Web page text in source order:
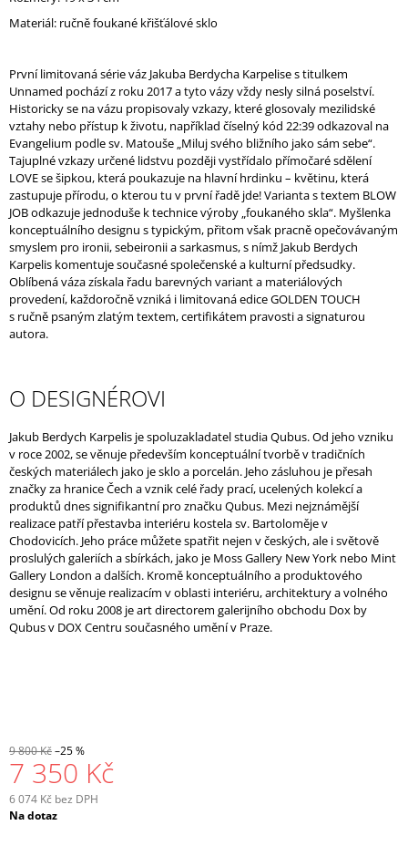
Materiál: ručně foukané křišťálové sklo
První limitovaná série váz Jakuba Berdycha Karpelise s titulkem
Unnamed pochází z roku 2017 a tyto vázy vždy nesly silná poselství.
Historicky se na vázu propisovaly vzkazy, které glosovaly mezilidské
vztahy nebo přístup k životu, například číselný kód 22:39 odkazoval na
Evangelium podle sv. Matouše „Miluj svého bližního jako sám sebe“.
Tajuplné vzkazy určené lidstvu později vystřídalo přímočaré sdělení
LOVE se šipkou, která poukazuje na hlavní hrdinku – květinu, která
zastupuje přírodu, o kterou tu v první řadě jde! Varianta s textem BLOW
JOB odkazuje jednoduše k technice výroby „foukaného skla“. Myšlenka
konceptuálního designu s typickým, přitom však pracně opečovávaným
smyslem pro ironii, sebeironii a sarkasmus, s nímž Jakub Berdych
Karpelis komentuje současné společenské a kulturní předsudky.
Oblíbená váza získala řadu barevných variant a materiálových
provedení, každoročně vzniká i limitovaná edice GOLDEN TOUCH
s ručně psaným zlatým textem, certifikátem pravosti a signaturou
autora.
O DESIGNÉROVI
Jakub Berdych Karpelis je spoluzakladatel studia Qubus. Od jeho vzniku
v roce 2002, se věnuje především konceptuální tvorbě v tradičních
českých materiálech jako je sklo a porcelán. Jeho zásluhou je přesah
značky za hranice Čech a vznik celé řady prací, ucelených kolekcí a
produktů dnes signifikantní pro značku Qubus. Mezi nejznámější
realizace patří přestavba interiéru kostela sv. Bartoloměje v
Chodovicích. Jeho práce můžete spatřit nejen v českých, ale i světově
proslulých galeriích a sbírkách, jako je Moss Gallery New York nebo Mint
Gallery London a dalších. Kromě konceptuálního a produktového
designu se věnuje realizacím v oblasti interiéru, architektury a volného
umění. Od roku 2008 je art directorem galerijního obchodu Dox by
Qubus v DOX Centru současného umění v Praze.
9 800 Kč–25 %
7 350 Kč
6 074 Kč bez DPH
Měrná
Na dotaz
J
E
E